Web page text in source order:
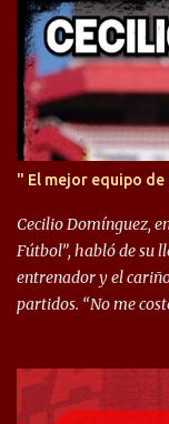
s
" El mejor equipo
Cecilio Domínguez,
Fútbol”, habló de su
entrenador y el
partidos. “No me
llegué a un
mucho. Me favorece